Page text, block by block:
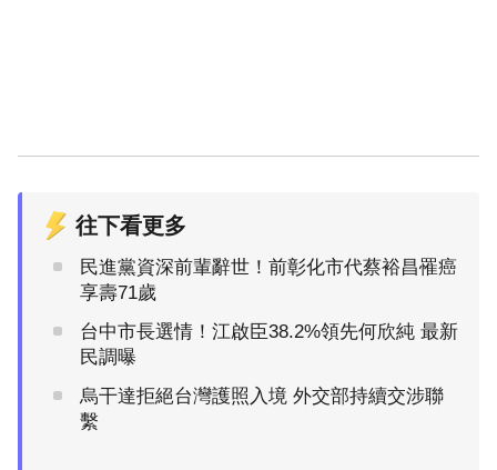
往下看更多
民進黨資深前輩辭世！前彰化市代蔡裕昌罹癌
享壽71歲
台中市長選情！江啟臣38.2%領先何欣純 最新
民調曝
烏干達拒絕台灣護照入境 外交部持續交涉聯
繫